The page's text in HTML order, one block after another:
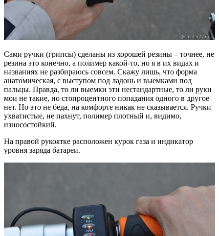
Сами ручки (грипсы) сделаны из хорошей резины – точнее, не
резина это конечно, а полимер какой-то, но я в их видах и
названиях не разбираюсь совсем. Скажу лишь, что форма
анатомическая, с выступом под ладонь и выемками под
пальцы. Правда, то ли выемки эти нестандартные, то ли руки
мои не такие, но стопроцентного попадания одного в другое
нет. Но это не беда, на комфорте никак не сказывается. Ручки
ухватистые, не пахнут, полимер плотный и, видимо,
износостойкий.
На правой рукоятке расположен курок газа и индикатор
уровня заряда батареи.